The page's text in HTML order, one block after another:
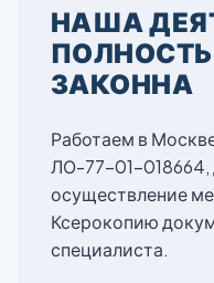
НАША
ЗАКОННА
Работаем в
ЛО-77-01-018664,
осуществление
Ксерокопию
специалиста.